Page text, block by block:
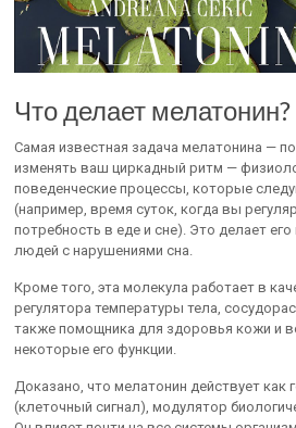
Что делает мелатонин?
Самая известная задача мелатонина —
изменять ваш циркадный ритм —
поведенческие процессы, которые
(например, время суток, когда вы
потребность в еде и сне). Это делает
людей с нарушениями сна.
Кроме того, эта молекула работает в
регулятора температуры тела,
также помощника для здоровья кожи и
некоторые его функции.
Доказано, что мелатонин действует как
(клеточный сигнал), модулятор